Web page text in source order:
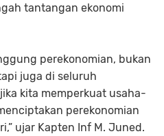
tantangan ekonomi
perekonomian, bukan
juga di seluruh
kita memperkuat usaha-
perekonomian
ujar Kapten Inf M. Juned.